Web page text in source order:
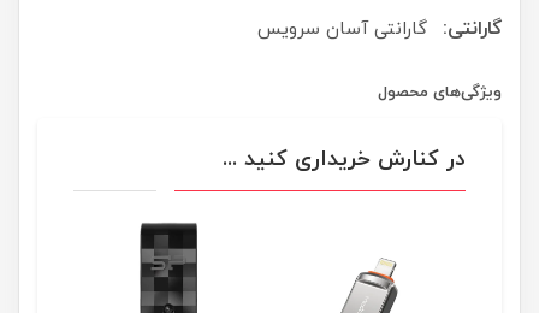
گارانتی: گارانتی آسان سرویس
ویژگی‌های محصول
در کنارش خریداری کنید ...